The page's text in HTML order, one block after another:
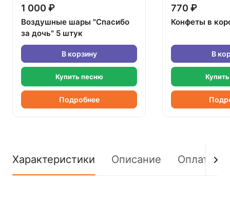
1 000 ₽
Воздушные шары "Спасибо
за дочь" 5 штук
В корзину
Купить песню
Подробнее
770 ₽
Конфеты в
В
Характеристики Описание Оплата